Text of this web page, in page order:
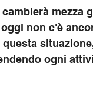
mezza
non c'è
ogni